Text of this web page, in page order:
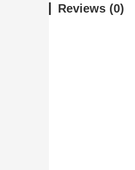
Reviews (0)